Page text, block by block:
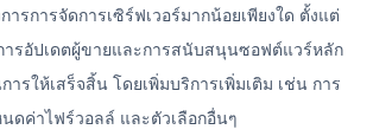
รการจัดการเซิร์ฟเวอร์มากน้อยเพียงใด ตั้งแต่
รอัปเดตผู้ขายและการสนับสนุนซอฟต์แวร์หลัก
ารให้เสร็จสิ้น โดยเพิ่มบริการเพิ่มเติม เช่น การ
นดค่าไฟร์วอลล์ และตัวเลือกอื่นๆ